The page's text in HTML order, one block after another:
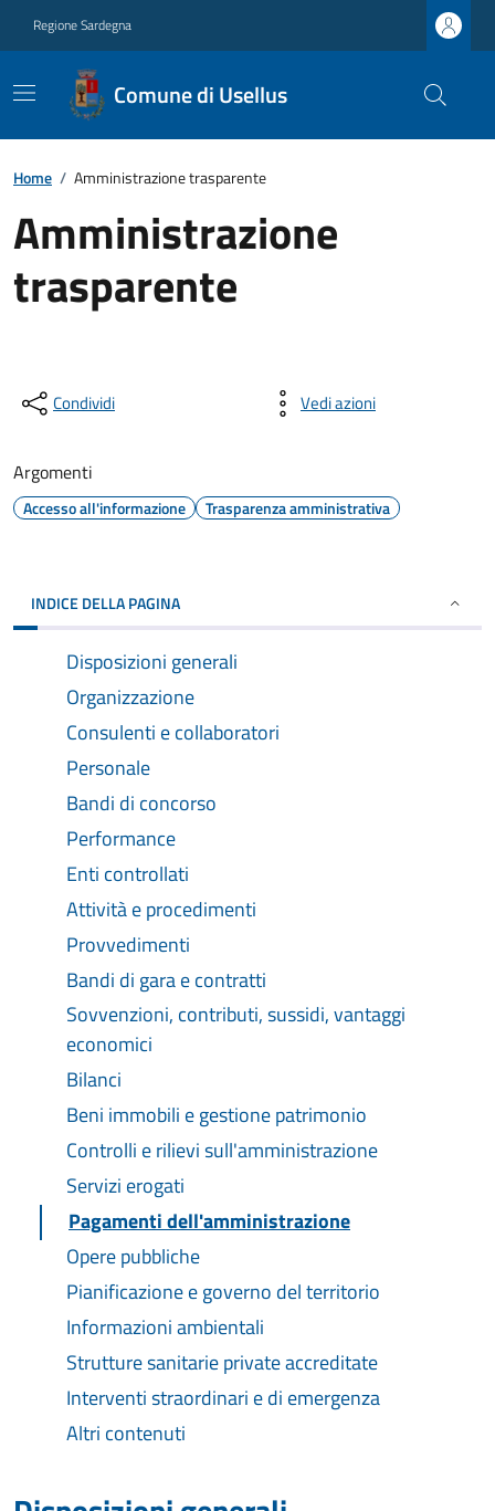
Regione Sardegna
Comune di Usellus
Home / Amministrazione trasparente
Amministrazione
trasparente
Condividi Vedi azioni
Argomenti
Accesso all'informazione Trasparenza amministrativa
INDICE DELLA PAGINA
Disposizioni generali
Organizzazione
Consulenti e collaboratori
Personale
Bandi di concorso
Performance
Enti controllati
Attività e procedimenti
Provvedimenti
Bandi di gara e contratti
Sovvenzioni, contributi, sussidi, vantaggi
economici
Bilanci
Beni immobili e gestione patrimonio
Controlli e rilievi sull'amministrazione
Servizi erogati
Pagamenti dell'amministrazione
Opere pubbliche
Pianificazione e governo del territorio
Informazioni ambientali
Strutture sanitarie private accreditate
Interventi straordinari e di emergenza
Altri contenuti